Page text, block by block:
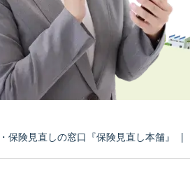
保険見直しの窓口『保険見直し本舗』 |